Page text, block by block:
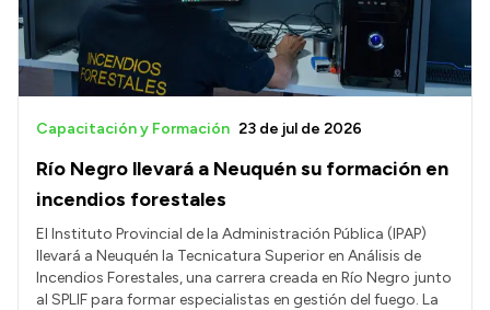
Río Negro llevará a Neuquén su formación en
incendios forestales
Capacitación y Formación 23 de jul de 2026
El Instituto Provincial de la Administración Pública (IPAP)
llevará a Neuquén la Tecnicatura Superior en Análisis de
Incendios Forestales, una carrera creada en Río Negro junto
al SPLIF para formar especialistas en gestión del fuego. La